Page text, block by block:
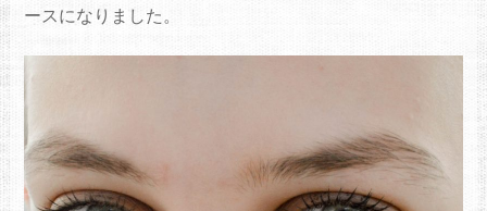
ースになりました。